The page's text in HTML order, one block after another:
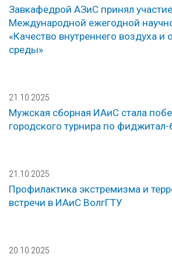
Завкафедрой АЗиС принял
Международной ежегодной
«Качество внутреннего воздуха
среды»
21.10.2025
Мужская сборная ИАиС стала
городского турнира по фиджитал-
21.10.2025
Профилактика экстремизма и
встречи в ИАиС ВолгГТУ
20.10.2025